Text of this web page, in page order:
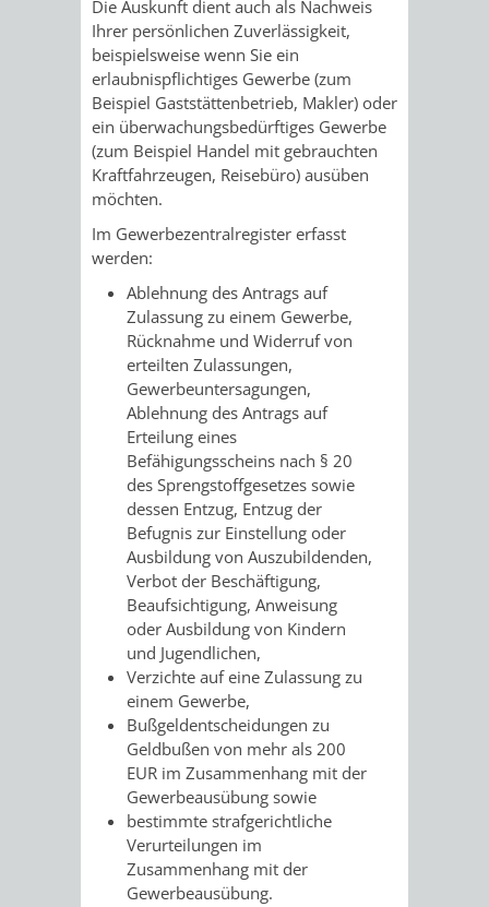
HILFE
MENSCHEN
MIT
BEHINDERUNG
MENSCHEN
MIT
DEMENZ
MIGRANTEN
/
FLÜCHTLINGE
BAUHERREN
DENKMALSCHUTZ
AUFGABEN
DER
UNTEREN
DENKMALSCHUTZBEHÖRDE
STEUERVORTEILE
SATZUNGEN
IM
BEREICH
DENKMALSCHUTZ
GENEHMIGUNGSVERFAHREN
TAG
DES
OFFENEN
DENKMALS
VERKAUF
STÄDTISCHER
BAUPLÄTZE
VERKAUF
STÄDTISCHER
HÄUSER
/
LIEGENSCHAFTEN
ABWASSERBESEITIGUNG
ERSCHLIESSUNGSBEITRAG
ANTRAGSVERFAHREN
VERMIETE
BERATUNGSERGEBNISSE
TAGESORDNUNG
/
SITZUNGSUNTERLAGEN
UMLEGUNGSAUSSCHUSS
BERATENDE
AUSSCHÜSSE
RATHAUS
BÜRGERMEISTER
/
DEZERNATE
ÄMTER
FÜR
AMT
Die Auskunft dient auch als Nachweis
Ihrer persönlichen Zuverlässigkeit,
beispielsweise wenn Sie ein
erlaubnispflichtiges Gewerbe (zum
Beispiel Gaststättenbetrieb, Makler) oder
ein überwachungsbedürftiges Gewerbe
(zum Beispiel Handel mit gebrauchten
Kraftfahrzeugen, Reisebüro) ausüben
möchten.
Im Gewerbezentralregister erfasst
werden:
Ablehnung des Antrags auf
Zulassung zu einem Gewerbe,
Rücknahme und Widerruf von
erteilten Zulassungen,
Gewerbeuntersagungen,
Ablehnung des Antrags auf
Erteilung eines
Befähigungsscheins nach § 20
des Sprengstoffgesetzes sowie
dessen Entzug, Entzug der
Befugnis zur Einstellung oder
Ausbildung von Auszubildenden,
Verbot der Beschäftigung,
Beaufsichtigung, Anweisung
oder Ausbildung von Kindern
und Jugendlichen,
Verzichte auf eine Zulassung zu
einem Gewerbe,
Bußgeldentscheidungen zu
Geldbußen von mehr als 200
EUR im Zusammenhang mit der
Gewerbeausübung sowie
bestimmte strafgerichtliche
Verurteilungen im
Zusammenhang mit der
Gewerbeausübung.